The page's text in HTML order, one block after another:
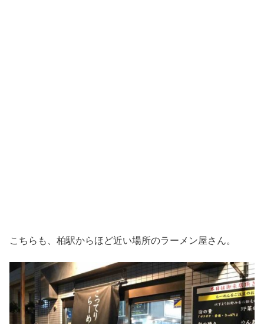
こちらも、柏駅からほど近い場所のラーメン屋さん。